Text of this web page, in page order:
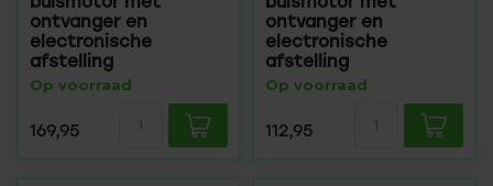
ontvanger en
electronische
afstelling
Op voorraad
169,95
ontvanger en
electronische
afstelling
Op voorraad
112,95